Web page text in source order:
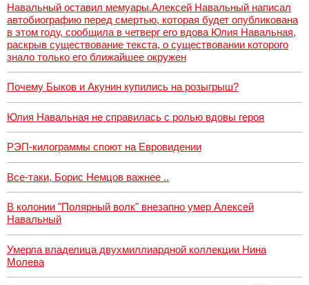
Навальный оставил мемуары.Алексей Навальный написал
автобиографию перед смертью, которая будет опубликована
в этом году, сообщила в четверг его вдова Юлия Навальная,
раскрыв существование текста, о существовании которого
знало только его ближайшее окружен
Почему Быков и Акунин купились на розыгрыш?
Юлия Навальная не справилась с ролью вдовы героя
РЭП-килограммы споют на Евровидении
Все-таки, Борис Немцов важнее ..
В колонии "Полярный волк" внезапно умер Алексей
Навальный
Умерла владелица двухмиллиардной коллекции Нина
Молева